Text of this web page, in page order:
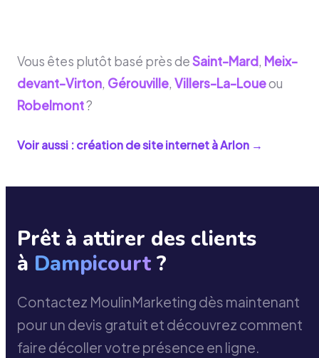
Vous êtes plutôt basé près deSaint-Mard, Meix-
devant-Virton, Gérouville, Villers-La-Loueou
Robelmont?
Voir aussi : création de site internet àArlon →
Prêt à attirer des clients
à Dampicourt ?
Contactez MoulinMarketing dès maintenant
pour un devis gratuit et découvrez comment
faire décoller votre présence en ligne.